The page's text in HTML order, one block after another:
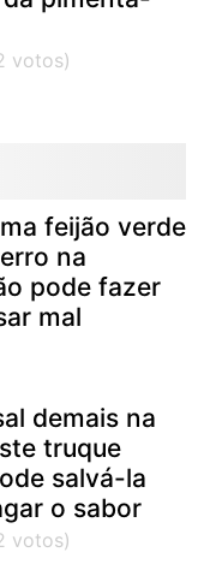
feijão verde
na
pode fazer
mal
demais na
truque
salvá-la
o sabor